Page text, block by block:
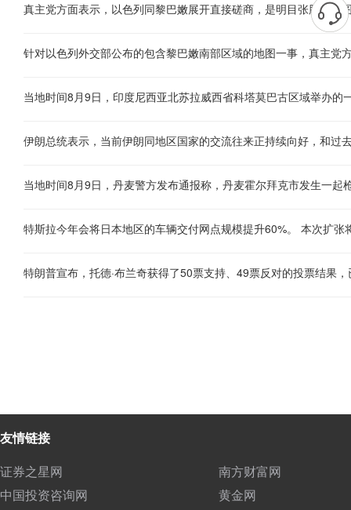
真主党方面表示，以色列同黎巴嫩展开直接磋商，是明目张胆地试
特朗普宣布，托德·布兰奇获得了50票支持、49票反对的投票结果
友情链接
证券之星网
南方财富网
中国投资咨询网
黄金网